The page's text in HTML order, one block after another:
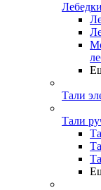
Лебедки
Тали
Тали